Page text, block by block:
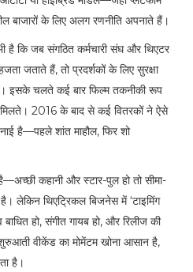
बाजारों के लिए अलग रणनीति अपनाते हैं।
है कि जब संगठित कर्मचारी संघ और थिएटर
जताते हैं, तो प्रदर्शकों के लिए सुरक्षा
इसके चलते कई बार फिल्म तकनीकी रूप
मिलते। 2016 के बाद से कई वितरकों ने ऐसे
है—पहले शांत माहौल, फिर शो
कहानी और स्टार-पुल हो तो सीमा-
लेकिन थिएट्रिकल बिजनेस में ‘टाइमिंग
हो, संगीत गायब हो, और रिलीज की
वीकेंड का मोमेंटम खोना आसान है,
है।